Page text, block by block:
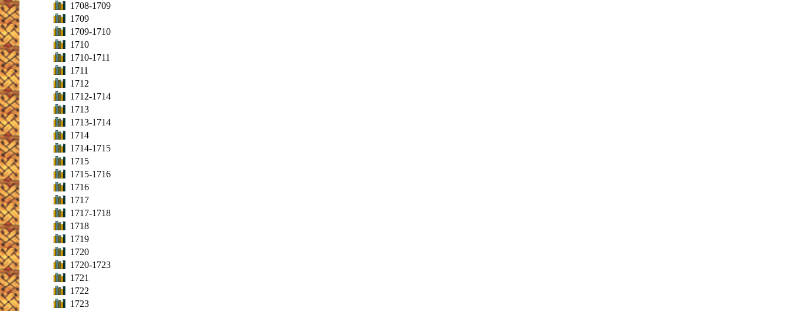
1708-1709
1709
1709-1710
1710
1710-1711
1711
1712
1712-1714
1713
1713-1714
1714
1714-1715
1715
1715-1716
1716
1717
1717-1718
1718
1719
1720
1720-1723
1721
1722
1723